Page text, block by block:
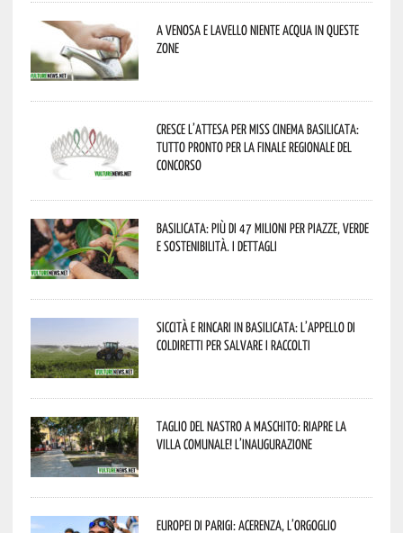
A Venosa e Lavello niente acqua in queste
zone
Cresce l’attesa per Miss Cinema Basilicata:
tutto pronto per la finale regionale del
concorso
Basilicata: più di 47 milioni per piazze, verde
e sostenibilità. I dettagli
Siccità e rincari in Basilicata: l’appello di
Coldiretti per salvare i raccolti
Taglio del nastro a Maschito: riapre la
Villa Comunale! L’inaugurazione
Europei di Parigi: Acerenza, l’orgoglio